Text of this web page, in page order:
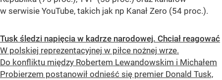
w serwisie YouTube, takich jak np Kanał Zero (54 proc.).
Tusk śledzi napięcia w kadrze narodowej. Chciał reagować
W polskiej reprezentacyjnej w piłce nożnej wrze.
Do konfliktu między Robertem Lewandowskim i Michałem
Probierzem postanowił odnieść się premier Donald Tusk,